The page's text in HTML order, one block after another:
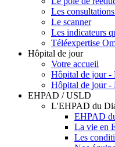
Les
Le scanner
Les indicateurs
Téléexpertise
Hôpital de jour
Votre accueil
Hôpital de jour -
Hôpital de jour -
EHPAD / USLD
L'EHPAD du
EHPAD
La vie en
Les